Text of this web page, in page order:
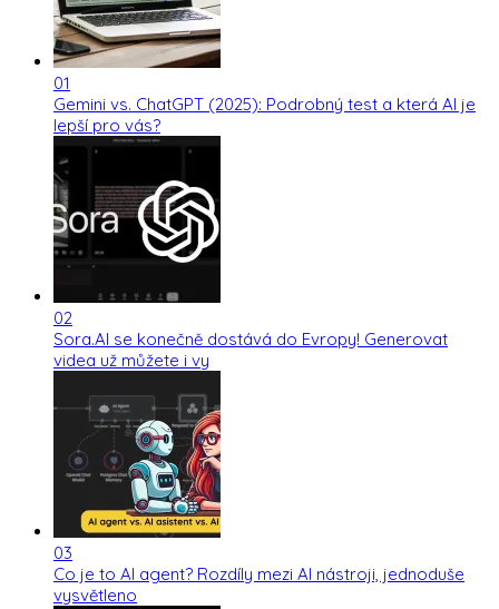
01
Gemini vs. ChatGPT (2025): Podrobný test a která AI je
lepší pro vás?
02
Sora.AI se konečně dostává do Evropy! Generovat
videa už můžete i vy
03
Co je to AI agent? Rozdíly mezi AI nástroji, jednoduše
vysvětleno